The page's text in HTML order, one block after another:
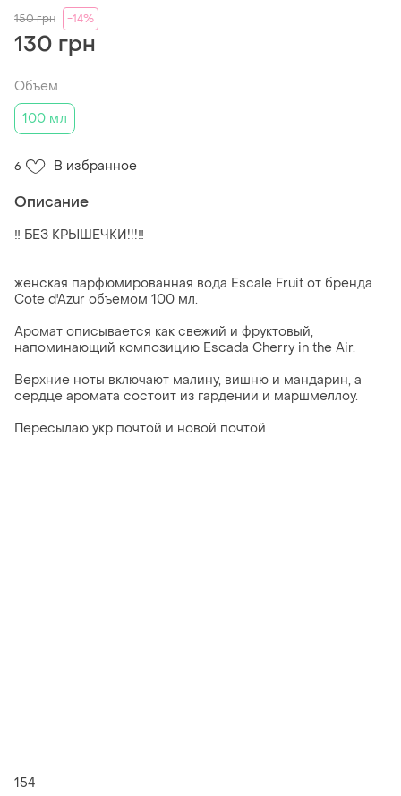
150грн -14%
130 грн
Объем
100 мл
6 В избранное
Описание
‼️ БЕЗ КРЫШЕЧКИ!!!️‼️
женская парфюмированная вода Escale Fruit от бренда
Cote d'Azur объемом 100 мл.
Аромат описывается как свежий и фруктовый,
напоминающий композицию Escada Cherry in the Air.
Верхние ноты включают малину, вишню и мандарин, а
сердце аромата состоит из гардении и маршмеллоу.
Пересылаю укр почтой и новой почтой
154